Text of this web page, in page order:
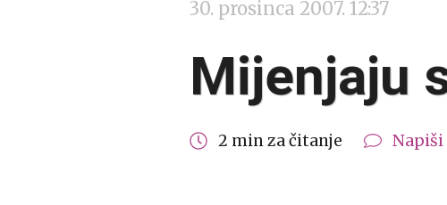
30. prosinca 2007. 12:37
Mijenjaju
2 min za čitanje